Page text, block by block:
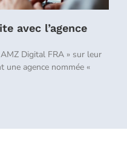
avec l’agence
Digital FRA » sur leur
une agence nommée «